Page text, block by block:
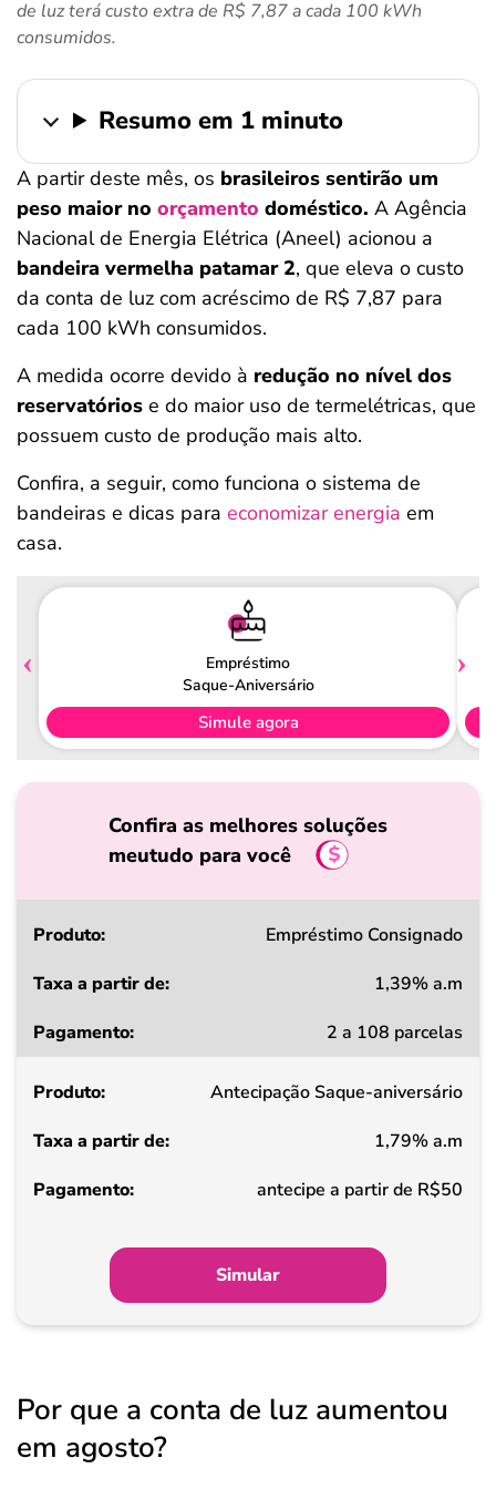
ferramentas
de luz terá custo extra de R$ 7,87 a cada 100 kWh
consumidos.
Resumo em 1 minuto
A partir deste mês, os brasileiros sentirão um
peso maior no orçamento doméstico. A Agência
Nacional de Energia Elétrica (Aneel) acionou a
bandeira vermelha patamar 2, que eleva o custo
da conta de luz com acréscimo de R$ 7,87 para
cada 100 kWh consumidos.
A medida ocorre devido à redução no nível dos
reservatórios e do maior uso de termelétricas, que
possuem custo de produção mais alto.
Confira, a seguir, como funciona o sistema de
bandeiras e dicas para economizar energia em
casa.
Empréstimo
Saque-Aniversário
Simule agora
Confira as melhores soluções
meutudo para você
Produto
a
de
Pagamento
Empréstimo Consignado
1,39% a.m
2 a 108 parcelas
Antecipação Saque-aniversário
1,79% a.m
antecipe a partir de R$50
Simular
Por que a conta de luz aumentou
em agosto?